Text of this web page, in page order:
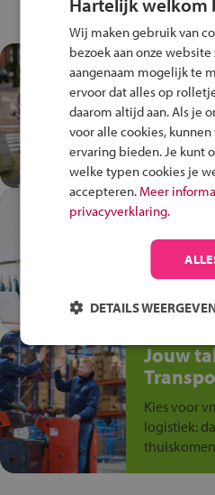
Test je
Fiets
Speel het
en win een
In de
plek!
Ontdek
op de
anders is!
Jouw
Kies voor
logistiek:
Wij maken gebruik van
bezoek aan onze
aangenaam mogelijk te
ervoor dat alles op
daarom altijd aan. Als je
voor alle cookies,
ervaring bieden. Je kunt
welke typen cookies je
accepteren. Meer
privacyverklaring.
DETAILS